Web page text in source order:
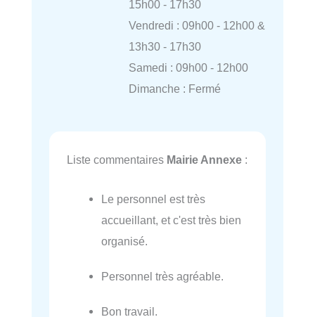
15h00 - 17h30
Vendredi : 09h00 - 12h00 &
13h30 - 17h30
Samedi : 09h00 - 12h00
Dimanche : Fermé
Liste commentaires Mairie Annexe :
Le personnel est très
accueillant, et c'est très bien
organisé.
Personnel très agréable.
Bon travail.